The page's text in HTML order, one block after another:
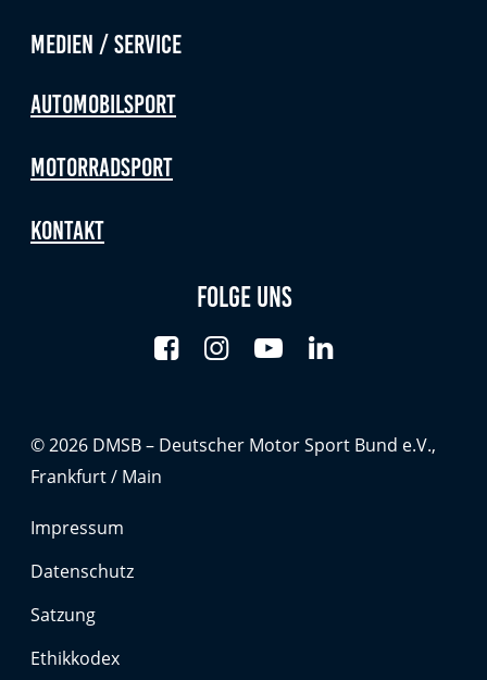
Medien / Service
Automobilsport
Motorradsport
Kontakt
Folge uns
© 2026 DMSB – Deutscher Motor Sport Bund e.V.,
Frankfurt / Main
Impressum
Datenschutz
Satzung
Ethikkodex